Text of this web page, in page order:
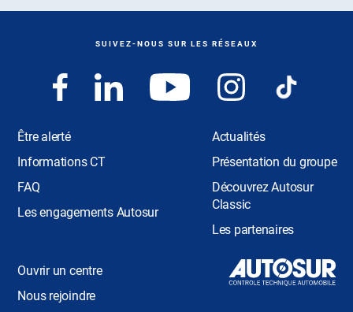
de
de
SUIVEZ-NOUS SUR LES RÉSEAUX
Être alerté
Informations CT
FAQ
Les engagements Autosur
Actualités
Présentation du groupe
Découvrez Autosur
Classic
Les partenaires
Ouvrir un centre
Nous rejoindre